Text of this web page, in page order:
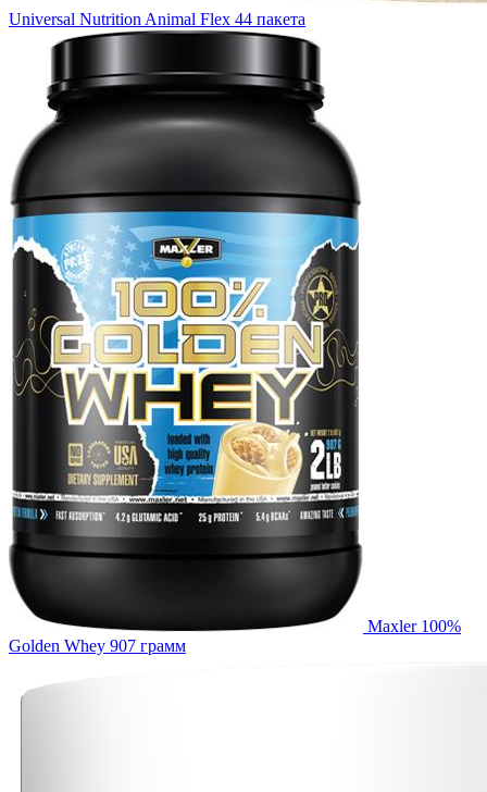
Universal Nutrition Animal Flex 44 пакета
Maxler 100%
Golden Whey 907 грамм